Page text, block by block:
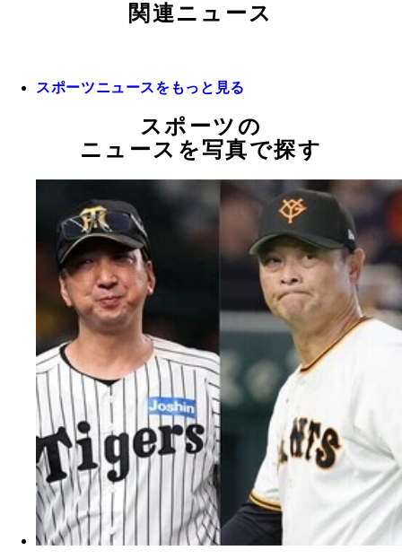
関連ニュース
スポーツニュースをもっと見る
スポーツの
ニュースを写真で探す